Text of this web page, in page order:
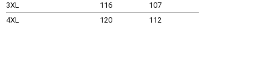
3XL
116
107
4XL
120 112